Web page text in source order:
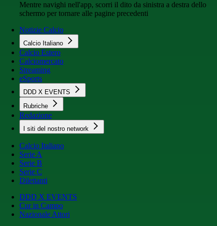
Mentre navighi nell'app, scorri il dito da sinistra a destra dello
schermo per tornare alle pagine precedenti
Notizie Calcio
Calcio Italiano
Calcio Estero
Calciomercato
Streaming
eSports
DDD X EVENTS
Rubriche
Redazione
I siti del nostro network
Calcio Italiano
Serie A
Serie B
Serie C
Dilettanti
DDD X EVENTS
Cur in Campo
Nazionale Attori